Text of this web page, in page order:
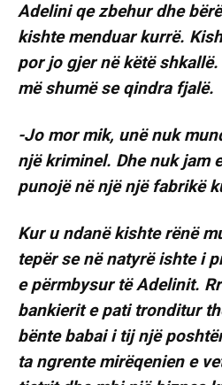
Adelini qe zbehur dhe
kishte menduar kurrë.
por jo gjer në këtë
më shumë se qindra fjalë.
-Jo mor mik, unë nuk
një kriminel. Dhe nuk jam
punojë në një një fabrikë
Kur u ndanë kishte rënë
tepër se në natyrë ishte i
e përmbysur të Adelinit.
bankierit e pati tronditur
bënte babai i tij një
ta ngrente mirëqenien e